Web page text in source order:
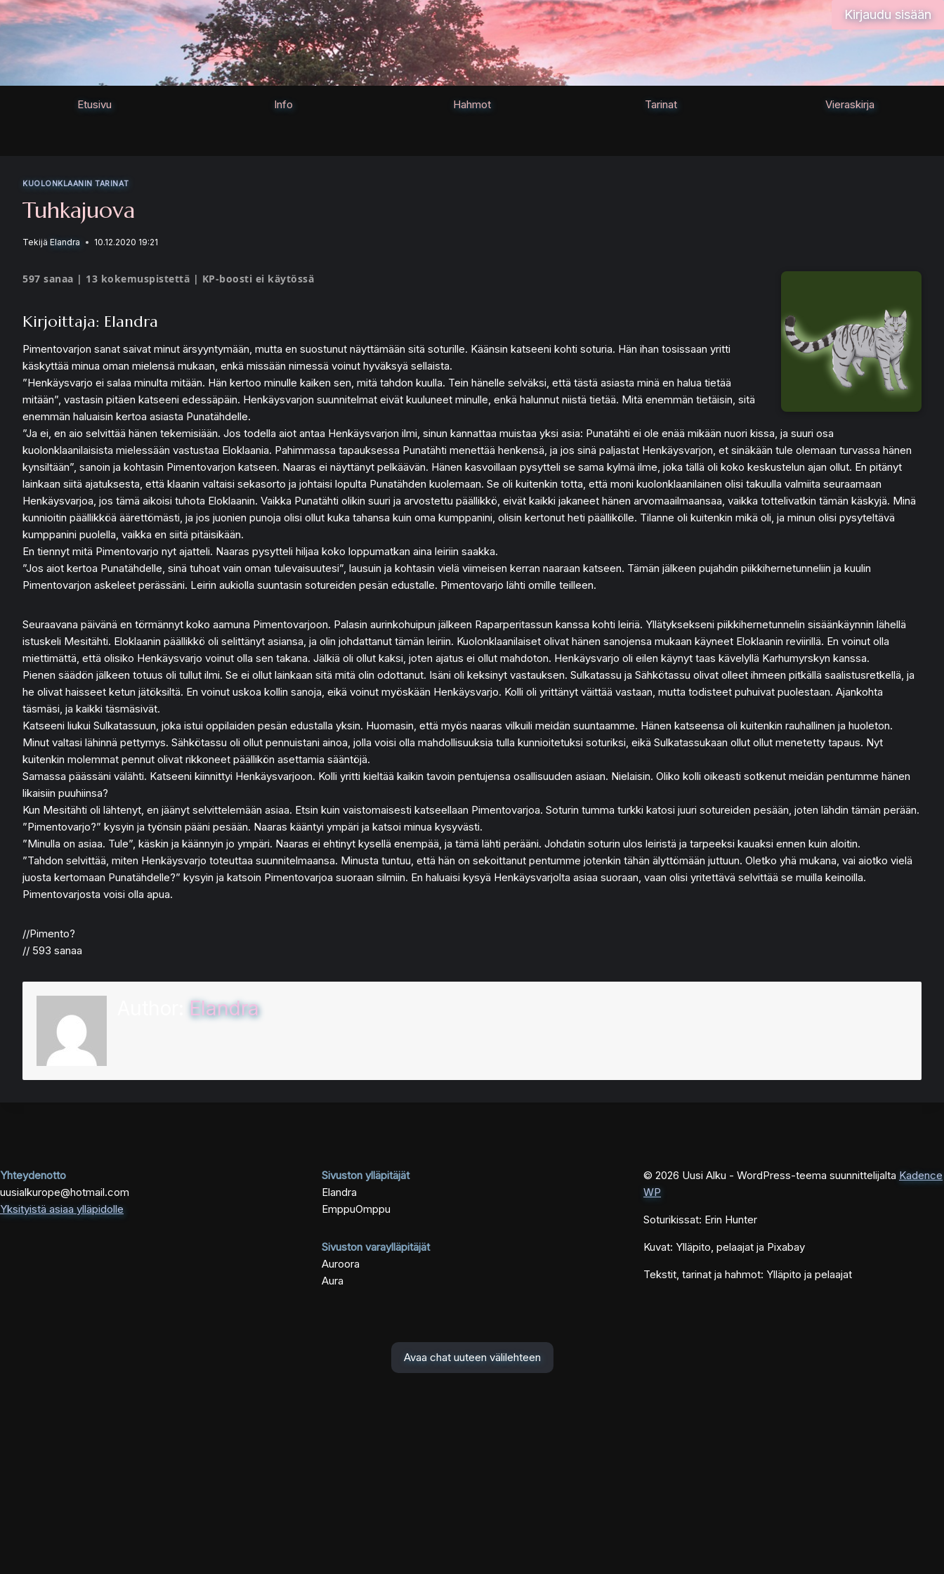
Siirry
sisältöön
Kirjaudu sisään
Etusivu Info Hahmot Tarinat Vieraskirja
KUOLONKLAANIN TARINAT
Tuhkajuova
Tekijä Elandra 10.12.2020 19:21
597 sanaa | 13 kokemuspistettä | KP-boosti ei käytössä
Kirjoittaja: Elandra
Pimentovarjon sanat saivat minut ärsyyntymään, mutta en suostunut näyttämään sitä soturille. Käänsin katseeni kohti soturia. Hän ihan tosissaan yritti
käskyttää minua oman mielensä mukaan, enkä missään nimessä voinut hyväksyä sellaista.
”Henkäysvarjo ei salaa minulta mitään. Hän kertoo minulle kaiken sen, mitä tahdon kuulla. Tein hänelle selväksi, että tästä asiasta minä en halua tietää
mitään”, vastasin pitäen katseeni edessäpäin. Henkäysvarjon suunnitelmat eivät kuuluneet minulle, enkä halunnut niistä tietää. Mitä enemmän tietäisin, sitä
enemmän haluaisin kertoa asiasta Punatähdelle.
”Ja ei, en aio selvittää hänen tekemisiään. Jos todella aiot antaa Henkäysvarjon ilmi, sinun kannattaa muistaa yksi asia: Punatähti ei ole enää mikään nuori kissa, ja suuri osa
kuolonklaanilaisista mielessään vastustaa Eloklaania. Pahimmassa tapauksessa Punatähti menettää henkensä, ja jos sinä paljastat Henkäysvarjon, et sinäkään tule olemaan turvassa hänen
kynsiltään”, sanoin ja kohtasin Pimentovarjon katseen. Naaras ei näyttänyt pelkäävän. Hänen kasvoillaan pysytteli se sama kylmä ilme, joka tällä oli koko keskustelun ajan ollut. En pitänyt
lainkaan siitä ajatuksesta, että klaanin valtaisi sekasorto ja johtaisi lopulta Punatähden kuolemaan. Se oli kuitenkin totta, että moni kuolonklaanilainen olisi takuulla valmiita seuraamaan
Henkäysvarjoa, jos tämä aikoisi tuhota Eloklaanin. Vaikka Punatähti olikin suuri ja arvostettu päällikkö, eivät kaikki jakaneet hänen arvomaailmaansaa, vaikka tottelivatkin tämän käskyjä. Minä
kunnioitin päällikköä äärettömästi, ja jos juonien punoja olisi ollut kuka tahansa kuin oma kumppanini, olisin kertonut heti päällikölle. Tilanne oli kuitenkin mikä oli, ja minun olisi pysyteltävä
kumppanini puolella, vaikka en siitä pitäisikään.
En tiennyt mitä Pimentovarjo nyt ajatteli. Naaras pysytteli hiljaa koko loppumatkan aina leiriin saakka.
”Jos aiot kertoa Punatähdelle, sinä tuhoat vain oman tulevaisuutesi”, lausuin ja kohtasin vielä viimeisen kerran naaraan katseen. Tämän jälkeen pujahdin piikkihernetunneliin ja kuulin
Pimentovarjon askeleet perässäni. Leirin aukiolla suuntasin sotureiden pesän edustalle. Pimentovarjo lähti omille teilleen.
Seuraavana päivänä en törmännyt koko aamuna Pimentovarjoon. Palasin aurinkohuipun jälkeen Raparperitassun kanssa kohti leiriä. Yllätyksekseni piikkihernetunnelin sisäänkäynnin lähellä
istuskeli Mesitähti. Eloklaanin päällikkö oli selittänyt asiansa, ja olin johdattanut tämän leiriin. Kuolonklaanilaiset olivat hänen sanojensa mukaan käyneet Eloklaanin reviirillä. En voinut olla
miettimättä, että olisiko Henkäysvarjo voinut olla sen takana. Jälkiä oli ollut kaksi, joten ajatus ei ollut mahdoton. Henkäysvarjo oli eilen käynyt taas kävelyllä Karhumyrskyn kanssa.
Pienen säädön jälkeen totuus oli tullut ilmi. Se ei ollut lainkaan sitä mitä olin odottanut. Isäni oli keksinyt vastauksen. Sulkatassu ja Sähkötassu olivat olleet ihmeen pitkällä saalistusretkellä, ja
he olivat haisseet ketun jätöksiltä. En voinut uskoa kollin sanoja, eikä voinut myöskään Henkäysvarjo. Kolli oli yrittänyt väittää vastaan, mutta todisteet puhuivat puolestaan. Ajankohta
täsmäsi, ja kaikki täsmäsivät.
Katseeni liukui Sulkatassuun, joka istui oppilaiden pesän edustalla yksin. Huomasin, että myös naaras vilkuili meidän suuntaamme. Hänen katseensa oli kuitenkin rauhallinen ja huoleton.
Minut valtasi lähinnä pettymys. Sähkötassu oli ollut pennuistani ainoa, jolla voisi olla mahdollisuuksia tulla kunnioitetuksi soturiksi, eikä Sulkatassukaan ollut ollut menetetty tapaus. Nyt
kuitenkin molemmat pennut olivat rikkoneet päällikön asettamia sääntöjä.
Samassa päässäni välähti. Katseeni kiinnittyi Henkäysvarjoon. Kolli yritti kieltää kaikin tavoin pentujensa osallisuuden asiaan. Nielaisin. Oliko kolli oikeasti sotkenut meidän pentumme hänen
likaisiin puuhiinsa?
Kun Mesitähti oli lähtenyt, en jäänyt selvittelemään asiaa. Etsin kuin vaistomaisesti katseellaan Pimentovarjoa. Soturin tumma turkki katosi juuri sotureiden pesään, joten lähdin tämän perään.
”Pimentovarjo?” kysyin ja työnsin pääni pesään. Naaras kääntyi ympäri ja katsoi minua kysyvästi.
”Minulla on asiaa. Tule”, käskin ja käännyin jo ympäri. Naaras ei ehtinyt kysellä enempää, ja tämä lähti perääni. Johdatin soturin ulos leiristä ja tarpeeksi kauaksi ennen kuin aloitin.
”Tahdon selvittää, miten Henkäysvarjo toteuttaa suunnitelmaansa. Minusta tuntuu, että hän on sekoittanut pentumme jotenkin tähän älyttömään juttuun. Oletko yhä mukana, vai aiotko vielä
juosta kertomaan Punatähdelle?” kysyin ja katsoin Pimentovarjoa suoraan silmiin. En haluaisi kysyä Henkäysvarjolta asiaa suoraan, vaan olisi yritettävä selvittää se muilla keinoilla.
Pimentovarjosta voisi olla apua.
//Pimento?
// 593 sanaa
Elandra
Yhteydenotto
uusialkurope@hotmail.com
Yksityistä asiaa ylläpidolle
Sivuston ylläpitäjät
Elandra
EmppuOmppu
Sivuston varaylläpitäjät
Auroora
Aura
© 2026 Uusi Alku - WordPress-teema suunnittelijalta Kadence
WP
Soturikissat: Erin Hunter
Kuvat: Ylläpito, pelaajat ja Pixabay
Tekstit, tarinat ja hahmot: Ylläpito ja pelaajat
Avaa chat uuteen välilehteen